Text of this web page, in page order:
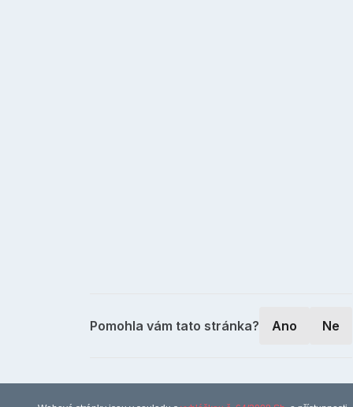
Pomohla vám tato stránka? Ano Ne